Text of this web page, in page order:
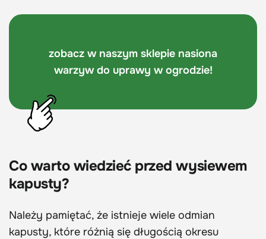
zobacz w naszym sklepie nasiona
warzyw do uprawy w ogrodzie!
Co warto wiedzieć przed wysiewem
kapusty?
Należy pamiętać, że istnieje wiele odmian
kapusty, które różnią się długością okresu